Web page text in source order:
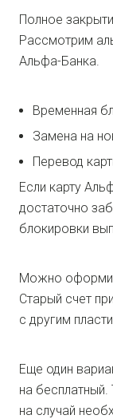
Полное
Рассмотрим
Альфа-Банка.
Временная
Замена на
Перевод
Если карту
достаточно
блокировки
Можно
Старый счет
с другим
Еще один
на
на случай